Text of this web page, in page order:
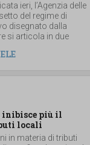
ieri, l’Agenzia delle
del regime di
disegnato dalla
si articola in due
inibisce più il
locali
in materia di tributi